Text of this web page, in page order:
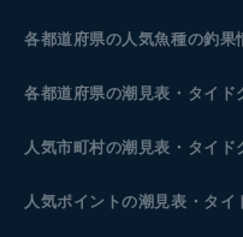
各都道府県の人気魚種の釣果
各都道府県の潮見表 ・タイド
人気市町村の潮見表・タイド
人気ポイントの潮見表・タイ